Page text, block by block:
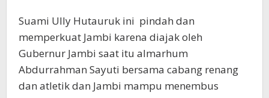
Suami Ully Hutauruk ini pindah dan
memperkuat Jambi karena diajak oleh
Gubernur Jambi saat itu almarhum
Abdurrahman Sayuti bersama cabang renang
dan atletik dan Jambi mampu menembus